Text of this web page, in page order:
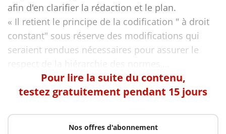
afin d'en clarifier la rédaction et le plan.
« Il retient le principe de la codification " à droit
constant" sous réserve des modifications qui
seraient rendues nécessaires pour assurer le
Pour lire la suite du contenu,
testez gratuitement pendant 15 jours
Nos offres d'abonnement